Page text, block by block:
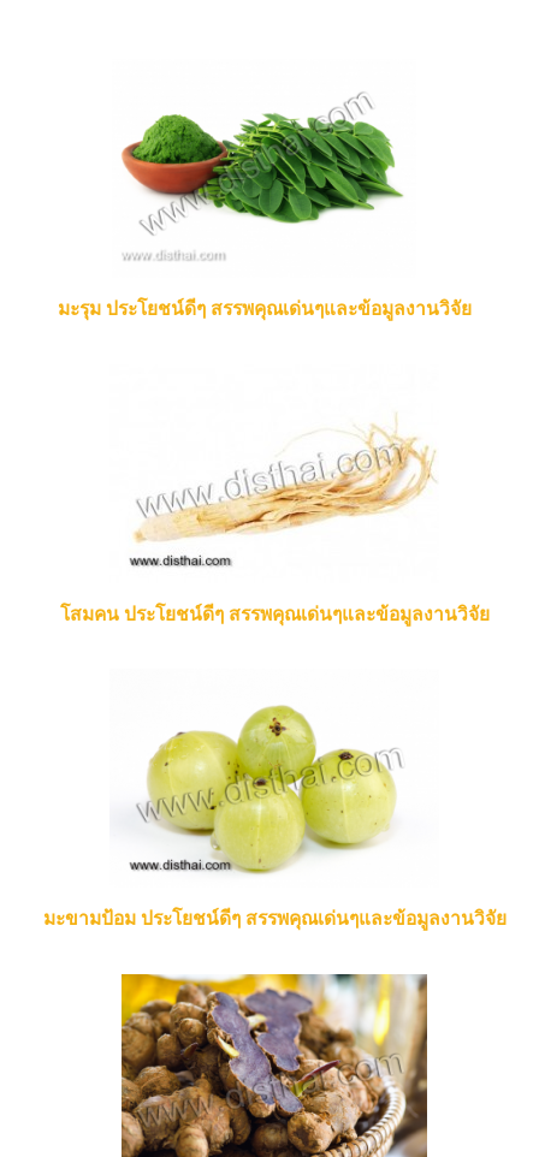
มะรุม ประโยชน์ดีๆ สรรพคุณเด่นๆและข้อมูลงานวิจัย
โสมคน ประโยชน์ดีๆ สรรพคุณเด่นๆและข้อมูลงานวิจัย
มะขามป้อม ประโยชน์ดีๆ สรรพคุณเด่นๆและข้อมูลงานวิจัย